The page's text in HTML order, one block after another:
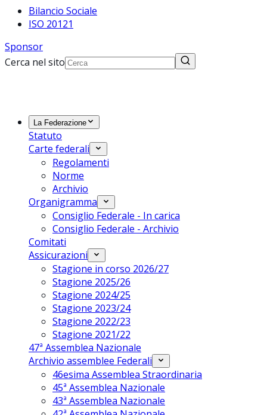
Bilancio Sociale
ISO 20121
Sponsor
Cerca nel sito
La Federazione
Statuto
Carte federali
Regolamenti
Norme
Archivio
Organigramma
Consiglio Federale - In carica
Consiglio Federale - Archivio
Comitati
Assicurazioni
Stagione in corso 2026/27
Stagione 2025/26
Stagione 2024/25
Stagione 2023/24
Stagione 2022/23
Stagione 2021/22
47ª Assemblea Nazionale
Archivio assemblee Federali
46esima Assemblea Straordinaria
45ª Assemblea Nazionale
43ª Assemblea Nazionale